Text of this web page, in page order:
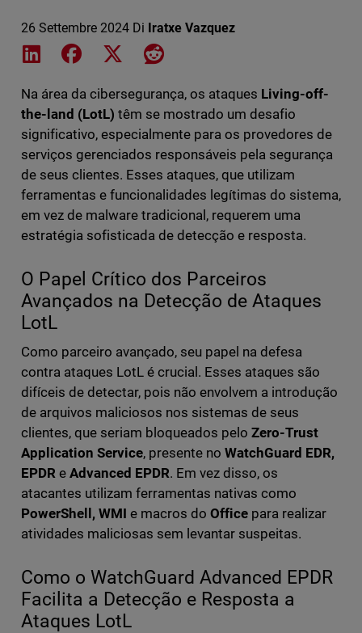
26 Settembre 2024 Di Iratxe Vazquez
Share on LinkedIn
Share on Facebook
Share on XShare on Reddit
Na área da cibersegurança, os ataques Living-off-
the-land (LotL) têm se mostrado um desafio
significativo, especialmente para os provedores de
serviços gerenciados responsáveis pela segurança
de seus clientes. Esses ataques, que utilizam
ferramentas e funcionalidades legítimas do sistema,
em vez de malware tradicional, requerem uma
estratégia sofisticada de detecção e resposta.
O Papel Crítico dos Parceiros
Avançados na Detecção de Ataques
LotL
Como parceiro avançado, seu papel na defesa
contra ataques LotL é crucial. Esses ataques são
difíceis de detectar, pois não envolvem a introdução
de arquivos maliciosos nos sistemas de seus
clientes, que seriam bloqueados peloZero-Trust
Application Service, presente noWatchGuard EDR,
EPDR e Advanced EPDR. Em vez disso, os
atacantes utilizam ferramentas nativas como
PowerShell, WMI e macros do Office para realizar
atividades maliciosas sem levantar suspeitas.
Como o WatchGuard Advanced EPDR
Facilita a Detecção e Resposta a
Ataques LotL